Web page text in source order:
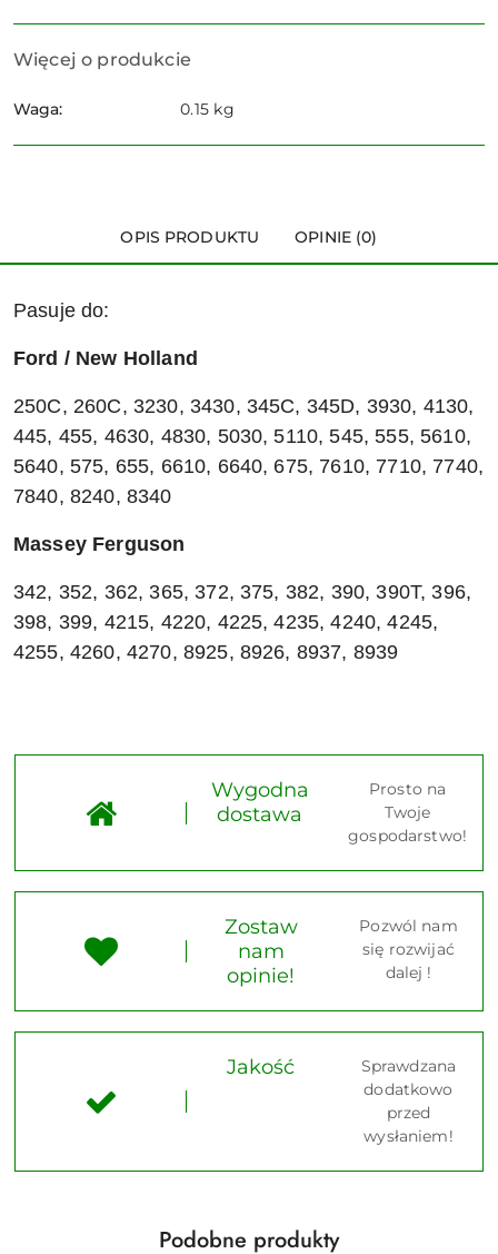
Więcej o produkcie
Waga: 0.15 kg
OPIS PRODUKTU OPINIE (0)
Pasuje do:
Ford / New Holland
250C, 260C, 3230, 3430, 345C, 345D, 3930, 4130,
445, 455, 4630, 4830, 5030, 5110, 545, 555, 5610,
5640, 575, 655, 6610, 6640, 675, 7610, 7710, 7740,
7840, 8240, 8340
Massey Ferguson
342, 352, 362, 365, 372, 375, 382, 390, 390T, 396,
398, 399, 4215, 4220, 4225, 4235, 4240, 4245,
4255, 4260, 4270, 8925, 8926, 8937, 8939
Wygodna
dostawa
Prosto na
Twoje
gospodarstwo!
Zostaw
nam
opinie!
Pozwól nam
się rozwijać
dalej !
Jakość
Sprawdzana
dodatkowo
przed
wysłaniem!
Produkty
Podobne produkty